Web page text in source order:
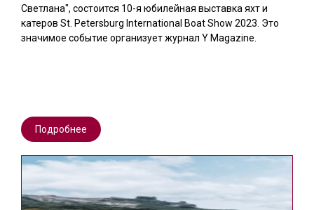
Светлана", состоится 10-я юбилейная выставка яхт и
катеров St. Petersburg International Boat Show 2023. Это
значимое событие организует журнал Y Magazine.
Подробнее